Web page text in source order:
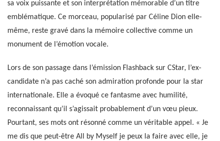
sa voix puissante et son interprétation mémorable d’un titre
emblématique. Ce morceau, popularisé par Céline Dion elle-
même, reste gravé dans la mémoire collective comme un
monument de l’émotion vocale.
Lors de son passage dans l’émission Flashback sur CStar, l’ex-
candidate n’a pas caché son admiration profonde pour la star
internationale. Elle a évoqué ce fantasme avec humilité,
reconnaissant qu’il s’agissait probablement d’un vœu pieux.
Pourtant, ses mots ont résonné comme un véritable appel. « Je
me dis que peut-être All by Myself je peux la faire avec elle, je